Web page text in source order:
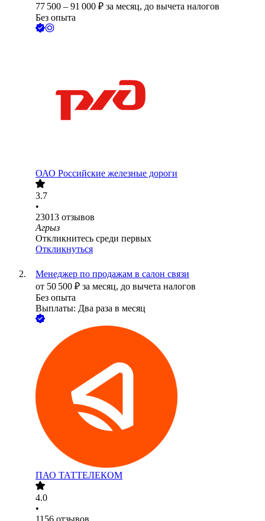
77 500 – 91 000 ₽ за месяц, до вычета налогов
Без опыта
ОАО Российские железные дороги
3.7
•
23013 отзывов
Агрыз
Откликнитесь среди первых
Откликнуться
Менеджер по продажам в салон связи
от 50 500 ₽ за месяц, до вычета налогов
Без опыта
Выплаты: Два раза в месяц
ПАО ТАТТЕЛЕКОМ
4.0
•